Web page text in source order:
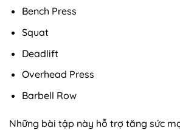
Bench Press
Squat
Deadlift
Overhead Press
Barbell Row
Những bài tập này hỗ trợ tăng sức